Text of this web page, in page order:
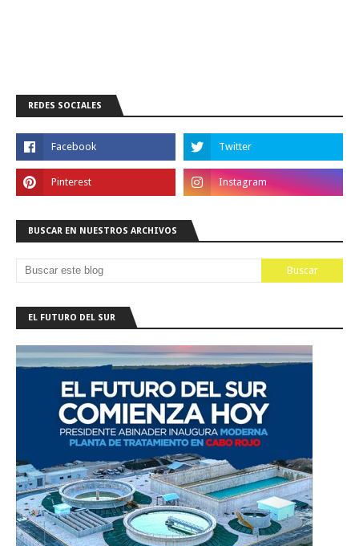
REDES SOCIALES
BUSCAR EN NUESTROS ARCHIVOS
EL FUTURO DEL SUR